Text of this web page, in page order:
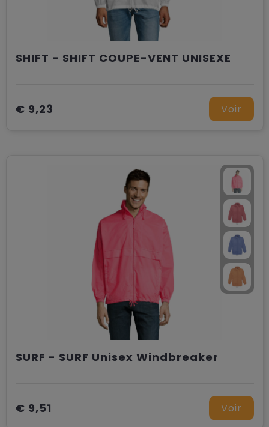
SHIFT - SHIFT COUPE-VENT UNISEXE
€ 9,23 Voir
SURF - SURF Unisex Windbreaker
€ 9,51 Voir